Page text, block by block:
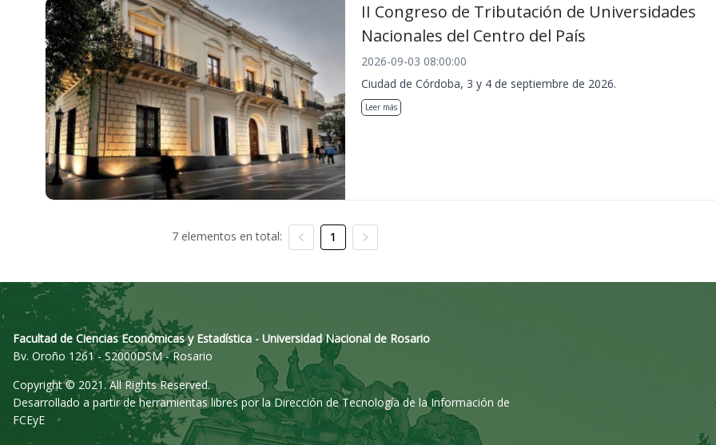
II Congreso de Tributación de Universidades
Nacionales del Centro del País
2026-09-03 08:00:00
Ciudad de Córdoba, 3 y 4 de septiembre de 2026.
Leer más
7 elementos en total: 1
Facultad de Ciencias Económicas y Estadística - Universidad Nacional de Rosario
Bv. Oroño 1261 - S2000DSM - Rosario
Copyright © 2021. All Rights Reserved.
Desarrollado a partir de herramientas libres por la Dirección de Tecnología de la Información de
FCEyE